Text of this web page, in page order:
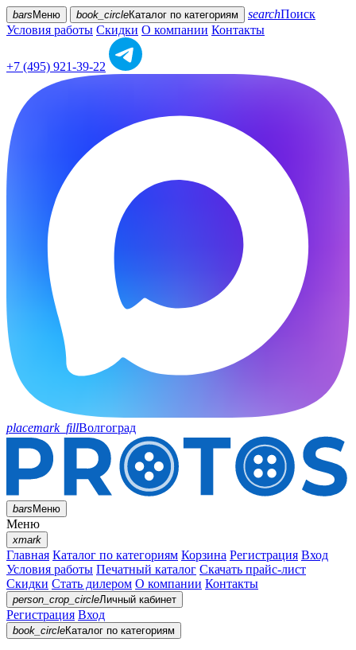
bars Меню book_circleКаталог по категориям searchПоиск
Условия работы Скидки О компании Контакты
+7 (495) 921-39-22
placemark_fillВолгоград
barsМеню
Меню
xmark
Главная Каталог по категориям Корзина Регистрация Вход
Условия работы Печатный каталог Скачать прайс-лист
Скидки Стать дилером О компании Контакты
person_crop_circleЛичный кабинет
Регистрация Вход
book_circleКаталог по категориям